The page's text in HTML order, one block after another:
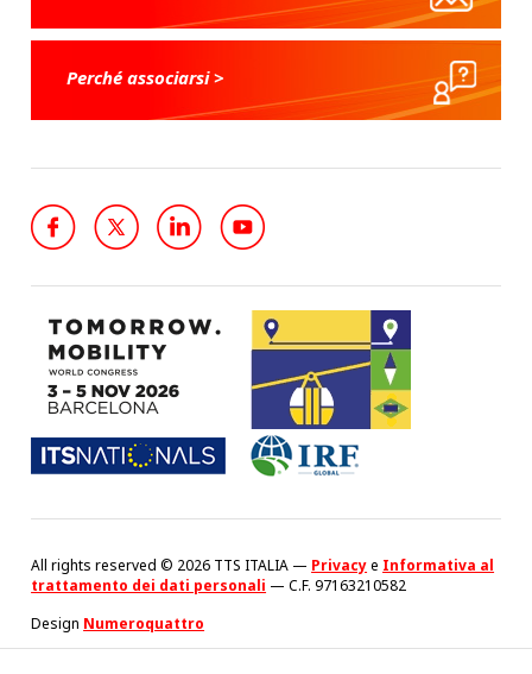
Perché associarsi >
All rights reserved © 2026 TTS ITALIA — Privacye Informativa al
trattamento dei dati personali — C.F. 97163210582
Design Numeroquattro